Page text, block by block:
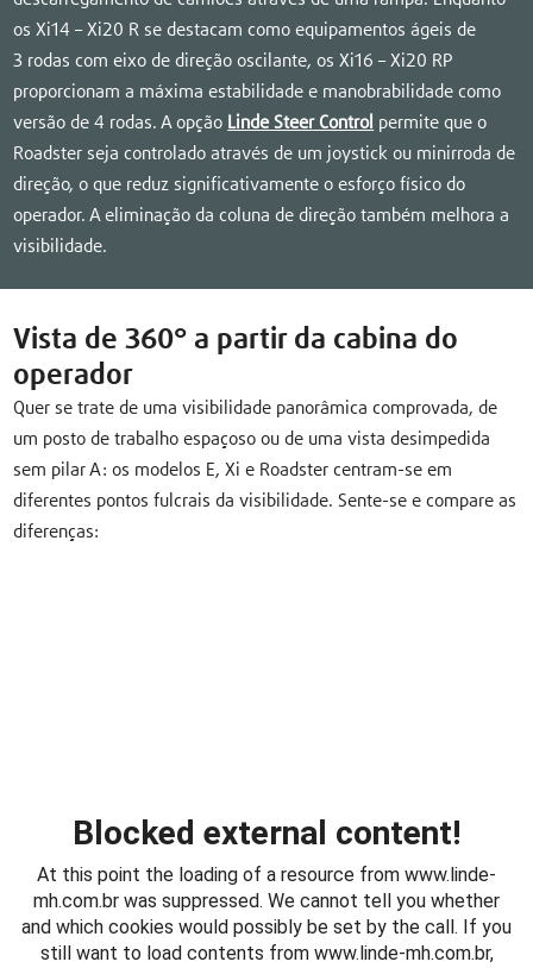
os Xi14 – Xi20 R se destacam como equipamentos ágeis de
3 rodas com eixo de direção oscilante, os Xi16 – Xi20 RP
proporcionam a máxima estabilidade e manobrabilidade como
versão de 4 rodas. A opção Linde Steer Control permite que o
Roadster seja controlado através de um joystick ou minirroda de
direção, o que reduz significativamente o esforço físico do
operador. A eliminação da coluna de direção também melhora a
visibilidade.
Vista de 360° a partir da cabina do
operador
Quer se trate de uma visibilidade panorâmica comprovada, de
um posto de trabalho espaçoso ou de uma vista desimpedida
sem pilar A: os modelos E, Xi e Roadster centram-se em
diferentes pontos fulcrais da visibilidade. Sente-se e compare as
diferenças: